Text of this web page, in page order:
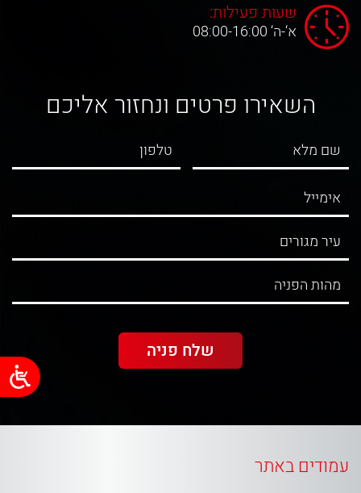
שעות פעילות:
א‘-ה‘ 08:00-16:00
השאירו פרטים ונחזור אליכם
עמודים באתר